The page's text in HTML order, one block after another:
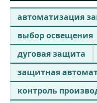
автоматизация
выбор освещения
дуговая защита
защитная
контроль